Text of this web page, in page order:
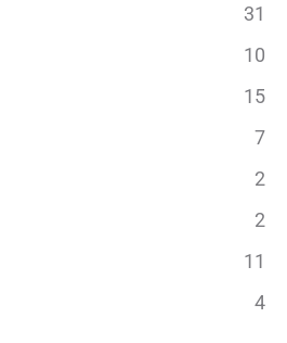
31
10
15
7
2
2
11
4